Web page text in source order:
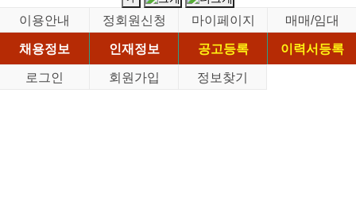
이용안내 정회원신청 마이페이지
매매/임대
채용정보
인재정보 공고등록
이력서등록
로그인
회원가입 정보찾기